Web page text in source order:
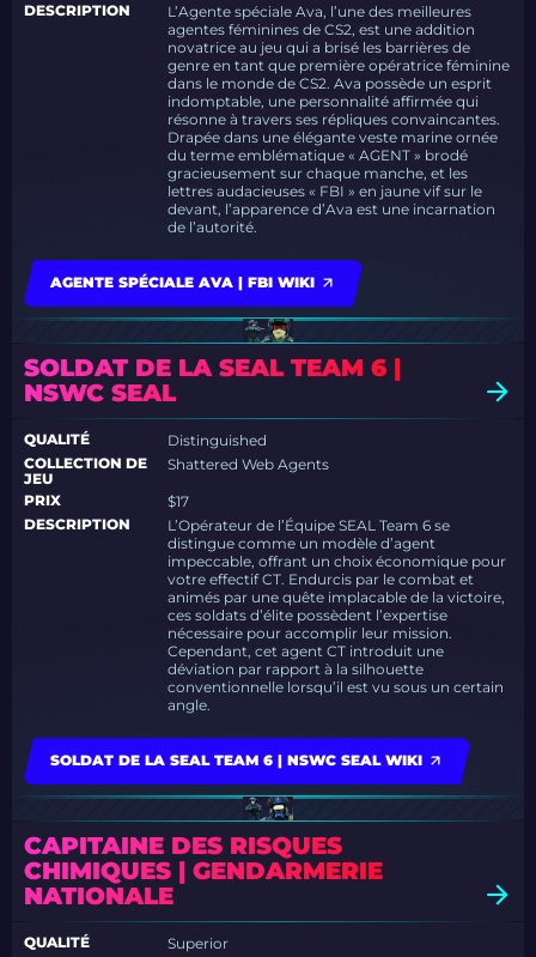
DESCRIPTION
L’Agente spéciale Ava, l’une des meilleures
agentes féminines de CS2, est une addition
novatrice au jeu qui a brisé les barrières de
genre en tant que première opératrice féminine
dans le monde de CS2. Ava possède un esprit
indomptable, une personnalité affirmée qui
résonne à travers ses répliques convaincantes.
Drapée dans une élégante veste marine ornée
du terme emblématique « AGENT » brodé
gracieusement sur chaque manche, et les
lettres audacieuses « FBI » en jaune vif sur le
devant, l’apparence d’Ava est une incarnation
de l’autorité.
AGENTE SPÉCIALE AVA | FBI WIKI
SOLDAT DE LA SEAL TEAM 6 |
NSWC SEAL
QUALITÉ
Distinguished
COLLECTION DE
JEU
Shattered Web Agents
PRIX
$17
DESCRIPTION
L’Opérateur de l’Équipe SEAL Team 6 se
distingue comme un modèle d’agent
impeccable, offrant un choix économique pour
votre effectif CT. Endurcis par le combat et
animés par une quête implacable de la victoire,
ces soldats d’élite possèdent l’expertise
nécessaire pour accomplir leur mission.
Cependant, cet agent CT introduit une
déviation par rapport à la silhouette
conventionnelle lorsqu’il est vu sous un certain
angle.
SOLDAT DE LA SEAL TEAM 6 | NSWC SEAL WIKI
CAPITAINE DES RISQUES
CHIMIQUES | GENDARMERIE
NATIONALE
QUALITÉ
Superior